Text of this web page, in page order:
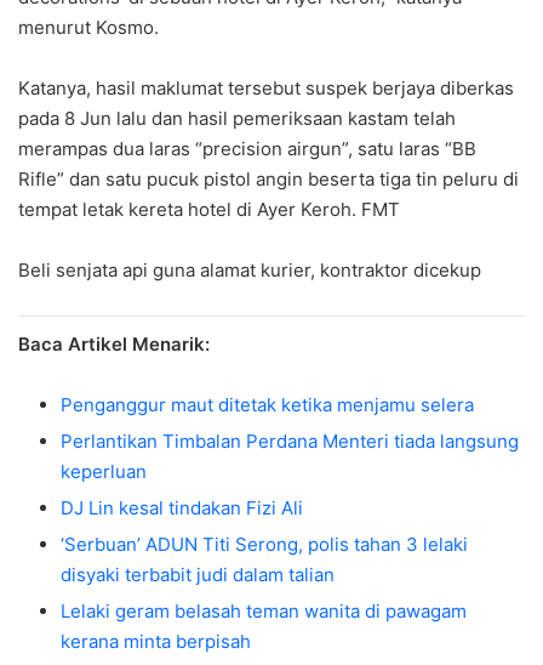
menurut Kosmo.
Katanya, hasil maklumat tersebut suspek berjaya diberkas
pada 8 Jun lalu dan hasil pemeriksaan kastam telah
merampas dua laras “precision airgun”, satu laras “BB
Rifle” dan satu pucuk pistol angin beserta tiga tin peluru di
tempat letak kereta hotel di Ayer Keroh. FMT
Beli senjata api guna alamat kurier, kontraktor dicekup
Baca Artikel Menarik:
Penganggur maut ditetak ketika menjamu selera
Perlantikan Timbalan Perdana Menteri tiada langsung
keperluan
DJ Lin kesal tindakan Fizi Ali
‘Serbuan’ ADUN Titi Serong, polis tahan 3 lelaki
disyaki terbabit judi dalam talian
Lelaki geram belasah teman wanita di pawagam
kerana minta berpisah